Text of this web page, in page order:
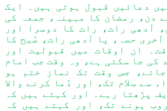
دعائیں قبول ہوتی ہیں۔ ایک
دن، رمضان کا مہینہ، جمعہ کی
آدھی رات، رات کا دوسرا اور
آخری حصہ، یا آدھی رات، صُبح کا
ان اوقات میں قبولیت اور
کی جا سکتی ہے، وہ وقت جب امام
جس وقت تک نماز ختم ہو
سے سلام تک، اور دُعا کرنے والا
پڑھتا رہے۔ اور کہتے ہیں کہ
ہونے تک، اور کہتے ہیں کہ